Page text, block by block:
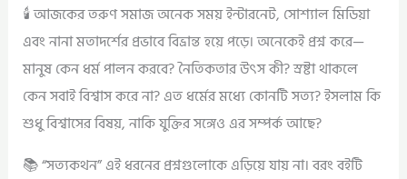
🕯️ আজকের তরুণ সমাজ অনেক সময় ইন্টারনেট, সোশ্যাল মিডিয়া
এবং নানা মতাদর্শের প্রভাবে বিভ্রান্ত হয়ে পড়ে। অনেকেই প্রশ্ন করে—
মানুষ কেন ধর্ম পালন করবে? নৈতিকতার উৎস কী? স্রষ্টা থাকলে
কেন সবাই বিশ্বাস করে না? এত ধর্মের মধ্যে কোনটি সত্য? ইসলাম কি
শুধু বিশ্বাসের বিষয়, নাকি যুক্তির সঙ্গেও এর সম্পর্ক আছে?
📚 “সত্যকথন” এই ধরনের প্রশ্নগুলোকে এড়িয়ে যায় না। বরং বইটি